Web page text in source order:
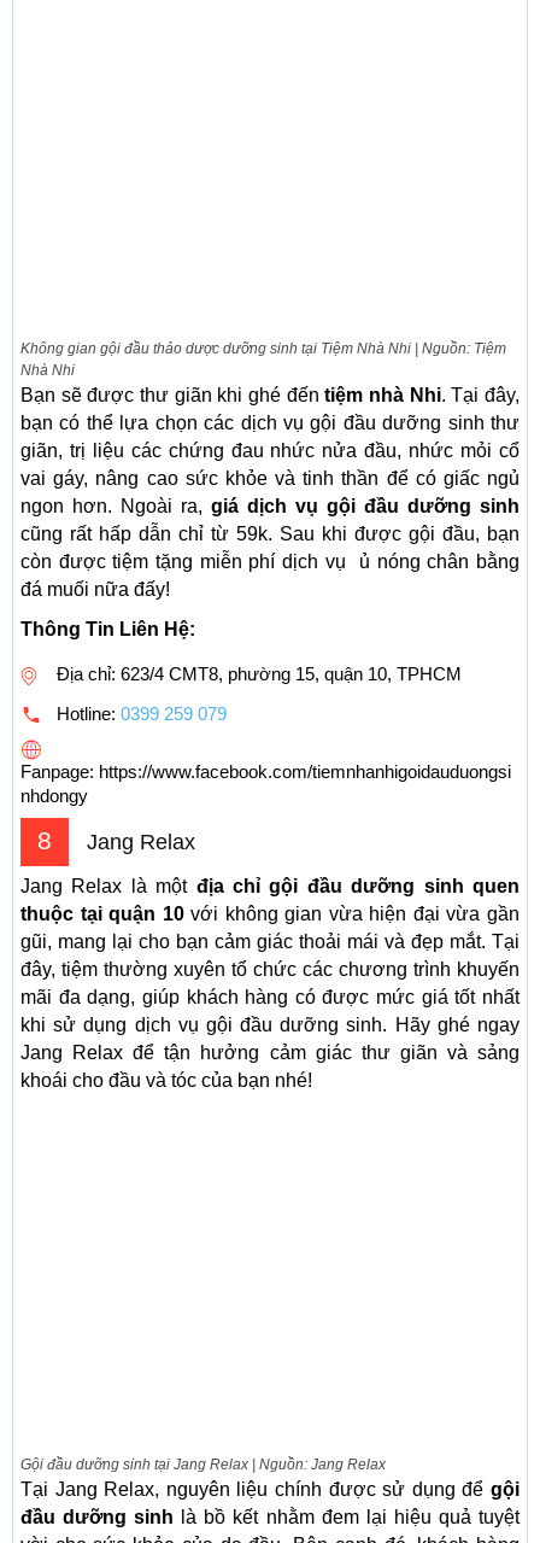
Không gian gội đầu thảo dược dưỡng sinh tại Tiệm Nhà Nhi | Nguồn: Tiệm
Nhà Nhi
Bạn sẽ được thư giãn khi ghé đếntiệm nhà Nhi. Tại đây,
bạn có thể lựa chọn các dịch vụ gội đầu dưỡng sinh thư
giãn, trị liệu các chứng đau nhức nửa đầu, nhức mỏi cổ
vai gáy, nâng cao sức khỏe và tinh thần để có giấc ngủ
ngon hơn. Ngoài ra, giá dịch vụ gội đầu dưỡng sinh
cũng rất hấp dẫn chỉ từ 59k. Sau khi được gội đầu, bạn
còn được tiệm tặng miễn phí dịch vụ ủ nóng chân bằng
đá muối nữa đấy!
Thông Tin Liên Hệ:
Địa chỉ: 623/4 CMT8, phường 15, quận 10, TPHCM
Hotline: 0399 259 079
Fanpage: https://www.facebook.com/tiemnhanhigoidauduongsi
nhdongy
8 Jang Relax
Jang Relax là một địa chỉ gội đầu dưỡng sinh quen
thuộc tại quận 10với không gian vừa hiện đại vừa gần
gũi, mang lại cho bạn cảm giác thoải mái và đẹp mắt. Tại
đây, tiệm thường xuyên tổ chức các chương trình khuyến
mãi đa dạng, giúp khách hàng có được mức giá tốt nhất
khi sử dụng dịch vụ gội đầu dưỡng sinh. Hãy ghé ngay
Jang Relax để tận hưởng cảm giác thư giãn và sảng
khoái cho đầu và tóc của bạn nhé!
Gội đầu dưỡng sinh tại Jang Relax | Nguồn: Jang Relax
Tại Jang Relax, nguyên liệu chính được sử dụng để gội
đầu dưỡng sinh là bồ kết nhằm đem lại hiệu quả tuyệt